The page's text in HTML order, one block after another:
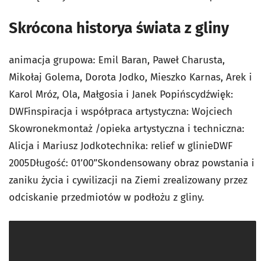
Skrócona historya świata z gliny
animacja grupowa: Emil Baran, Paweł Charusta,
Mikołaj Golema, Dorota Jodko, Mieszko Karnas, Arek i
Karol Mróz, Ola, Małgosia i Janek Popińscydźwięk:
DWFinspiracja i współpraca artystyczna: Wojciech
Skowronekmontaż /opieka artystyczna i techniczna:
Alicja i Mariusz Jodkotechnika: relief w glinieDWF
2005Długość: 01’00”Skondensowany obraz powstania i
zaniku życia i cywilizacji na Ziemi zrealizowany przez
odciskanie przedmiotów w podłożu z gliny.